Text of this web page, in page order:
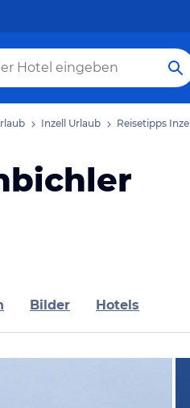
Inzell Urlaub Reisetipps Inzell
Bilder Hotels